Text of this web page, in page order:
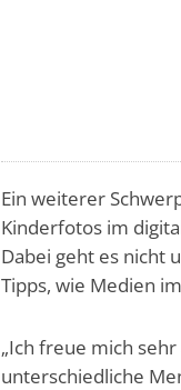
Ein weiterer
Kinderfotos im
Dabei geht es nicht
Tipps, wie Medien
„Ich freue mich
unterschiedliche